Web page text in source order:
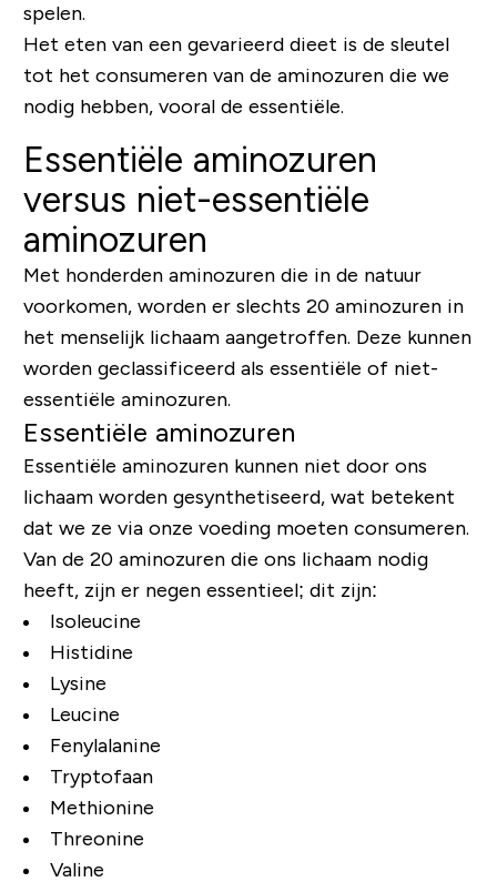
spelen.
Het eten van een gevarieerd dieet is de sleutel
tot het consumeren van de aminozuren die we
nodig hebben, vooral de essentiële.
Essentiële aminozuren
versus niet-essentiële
aminozuren
Met honderden aminozuren die in de natuur
voorkomen, worden er slechts 20 aminozuren in
het menselijk lichaam aangetroffen. Deze kunnen
worden geclassificeerd als essentiële of niet-
essentiële aminozuren.
Essentiële aminozuren
Essentiële aminozuren kunnen niet door ons
lichaam worden gesynthetiseerd, wat betekent
dat we ze via onze voeding moeten consumeren.
Van de 20 aminozuren die ons lichaam nodig
heeft, zijn er negen essentieel; dit zijn:
Isoleucine
Histidine
Lysine
Leucine
Fenylalanine
Tryptofaan
Methionine
Threonine
Valine